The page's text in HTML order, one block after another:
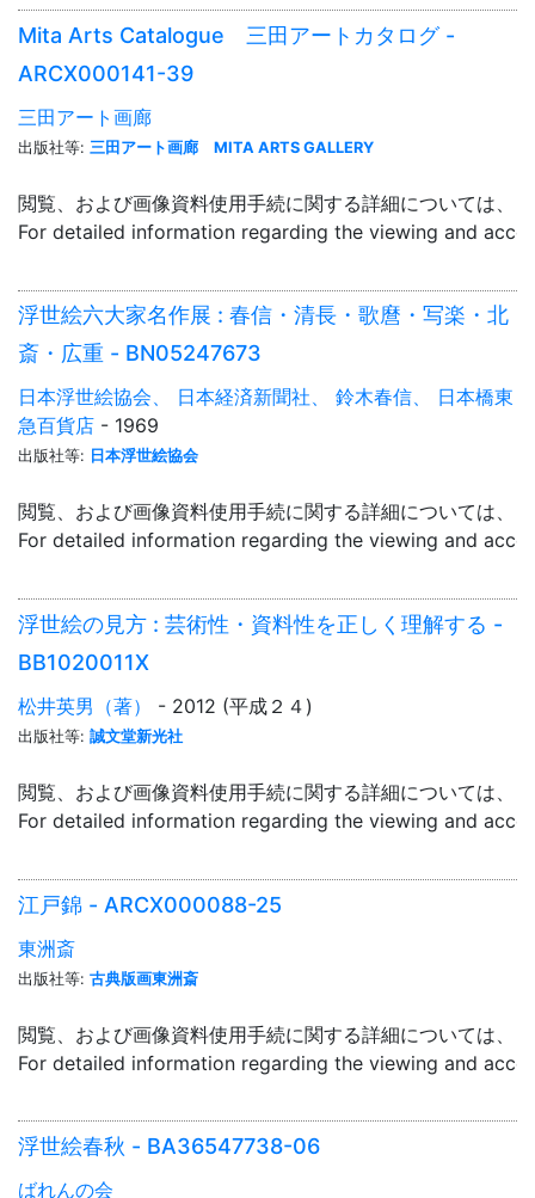
Mita Arts Catalogue 三田アートカタログ -
ARCX000141-39
三田アート画廊
出版社等: 三田アート画廊 MITA ARTS GALLERY
閲覧、および画像資料使用手続に関する詳細については、「
For detailed information regarding the viewing and
浮世絵六大家名作展 : 春信・清長・歌麿・写楽・北
斎・広重 - BN05247673
日本浮世絵協会、 日本経済新聞社、 鈴木春信、 日本橋東
急百貨店 - 1969
出版社等: 日本浮世絵協会
閲覧、および画像資料使用手続に関する詳細については、「
For detailed information regarding the viewing and
浮世絵の見方 : 芸術性・資料性を正しく理解する -
BB1020011X
松井英男（著） - 2012 (平成２４)
出版社等: 誠文堂新光社
閲覧、および画像資料使用手続に関する詳細については、「
For detailed information regarding the viewing and
江戸錦 - ARCX000088-25
東洲斎
出版社等: 古典版画東洲斎
閲覧、および画像資料使用手続に関する詳細については、「
For detailed information regarding the viewing and
浮世絵春秋 - BA36547738-06
ばれんの会